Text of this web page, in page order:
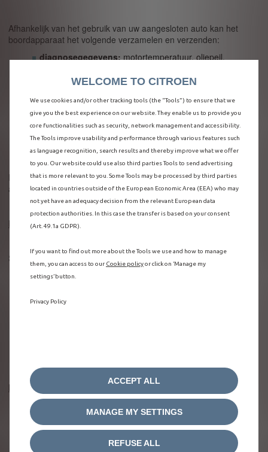
Afhankelijk van het gebruik van uw aangesloten auto kan het
boordapparaat het volgende verzamelen en verzenden:
diagnosegegevens:motortemperatuur, oliepeil,
gebruiksgegevens:kilometerstand, snelheid, rijtijd,
locatiegegevens:
wanneer GPS ingeschakeld is;
interactiegegevens:navigatie, stemverzoeken, gebruik
van aangesloten services;
evenementgegevens:gedetecteerde botsingen of
storingen.
Het volume van gegevens varieert afhankelijk van hoe de
aangesloten auto gebruikt wordt.
Doeleinden van gegevensverwerking
Stellantis verwerkt autogegevens uitsluitend om:
deaangesloten diensten, die u activeert, te leveren en
juridische
Hoe krijgt u toegang tot uw gegevens?
Consumenten (B2C):Consumentengebruikers krijgen
toegang tot hun gegevens via hetStellantis Privacy Portazl
in de rubriek “Recht op toegang”;
WELCOME TO CITROEN
We use cookies and/or other tracking tools (the “Tools”) to ensure that we
give you the best experience on our website. They enable us to provide you
core functionalities such as security, network management and accessibility.
The Tools improve usability and performance through various features such
as language recognition, search results and thereby improve what we offer
to you. Our website could use also third parties Tools to send advertising
that is more relevant to you. Some Tools may be processed by third parties
located in countries outside of the European Economic Area (EEA) who may
not yet have an adequacy decision from the relevant European data
protection authorities. In this case the transfer is based on your consent
(Art. 49.1a GDPR).
If you want to find out more about the Tools we use and how to manage
them, you can access to our Cookie policyor click on ‘Manage my
settings’ button.
Privacy Policy
MANAGE MY SETTINGS
ACCEPT ALL
REFUSE ALL